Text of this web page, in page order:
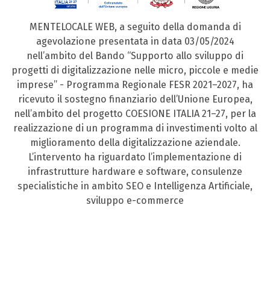
MENTELOCALE WEB, a seguito della domanda di
agevolazione presentata in data 03/05/2024
nell’ambito del Bando “Supporto allo sviluppo di
progetti di digitalizzazione nelle micro, piccole e medie
imprese” - Programma Regionale FESR 2021–2027, ha
ricevuto il sostegno finanziario dell’Unione Europea,
nell’ambito del progetto COESIONE ITALIA 21–27, per la
realizzazione di un programma di investimenti volto al
miglioramento della digitalizzazione aziendale.
L’intervento ha riguardato l’implementazione di
infrastrutture hardware e software, consulenze
specialistiche in ambito SEO e Intelligenza Artificiale,
sviluppo e-commerce